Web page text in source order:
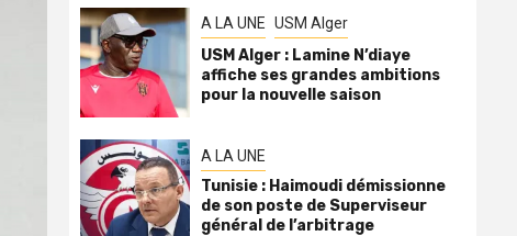
A LA UNE USM Alger
USM Alger : Lamine N’diaye
affiche ses grandes ambitions
pour la nouvelle saison
A LA UNE
Tunisie : Haimoudi démissionne
de son poste de Superviseur
général de l’arbitrage